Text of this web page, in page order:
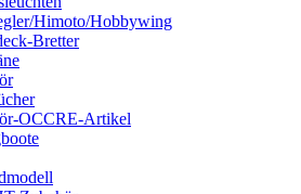
Himoto/Hobbywing
Bretter
OCCRE-Artikel